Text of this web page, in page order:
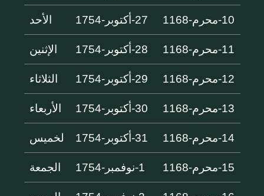
10-محرم-1168 27-أكتوبر-1754 الأحد
11-محرم-1168 28-أكتوبر-1754 الإثنين
12-محرم-1168 29-أكتوبر-1754 الثلاثاء
13-محرم-1168 30-أكتوبر-1754 الأربعاء
14-محرم-1168 31-أكتوبر-1754 لخميس
15-محرم-1168 1-نوفمبر-1754 الجمعة